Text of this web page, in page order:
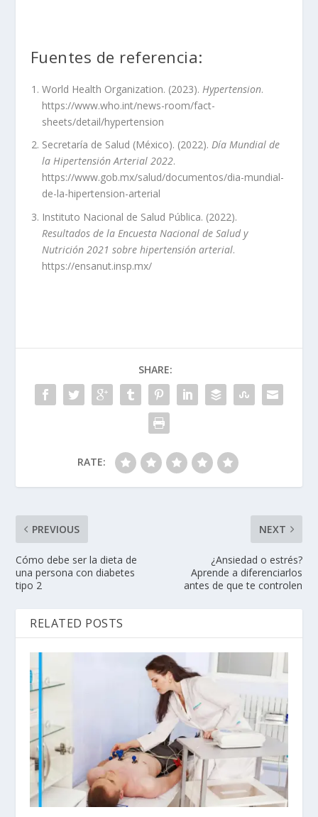
Fuentes de referencia:
World Health Organization. (2023). Hypertension.
https://www.who.int/news-room/fact-
sheets/detail/hypertension
Secretaría de Salud (México). (2022). Día Mundial de
la Hipertensión Arterial 2022.
https://www.gob.mx/salud/documentos/dia-mundial-
de-la-hipertension-arterial
Instituto Nacional de Salud Pública. (2022).
Resultados de la Encuesta Nacional de Salud y
Nutrición 2021 sobre hipertensión arterial.
https://ensanut.insp.mx/
SHARE:
RATE:
PREVIOUS
Cómo debe ser la dieta de
una persona con diabetes
tipo 2
NEXT
¿Ansiedad o estrés?
Aprende a diferenciarlos
antes de que te controlen
RELATED POSTS